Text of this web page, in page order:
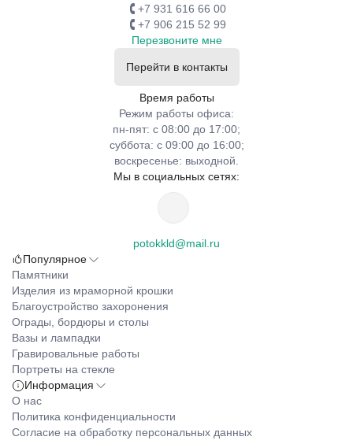
+7 931 616 66 00
+7 906 215 52 99
Перезвоните мне
Перейти в контакты
Время работы
Режим работы офиса:
пн-пят: с 08:00 до 17:00;
суббота: с 09:00 до 16:00;
воскресенье: выходной.
Мы в социальных сетях:
potokkld@mail.ru
Популярное
Памятники
Изделия из мраморной крошки
Благоустройство захоронения
Ограды, бордюры и столы
Вазы и лампадки
Гравировальные работы
Портреты на стекле
Информация
О нас
Политика конфиденциальности
Согласие на обработку персональных данных